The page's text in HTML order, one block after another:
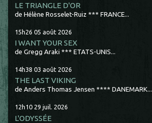
LE TRIANGLE D'OR
de Hélène Rosselet-Ruiz *** FRANCE...
15h26 05 août 2026
I WANT YOUR SEX
de Gregg Araki *** ETATS-UNIS...
14h38 03 août 2026
THE LAST VIKING
de Anders Thomas Jensen **** DANEMARK...
12h10 29 juil. 2026
L'ODYSSÉE